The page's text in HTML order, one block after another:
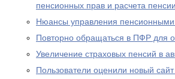
пенсионных прав и расчета пенсии
Нюансы управления
Повторно обращаться в ПФР для
Увеличение страховых пенсий в
Пользователи оценили новый